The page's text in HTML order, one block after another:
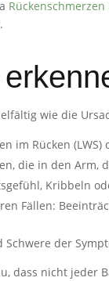
Rückenschmerzen
wie die
im Rücken
die in den Arm,
Kribbeln
Fällen:
Schwere der
dass nicht jeder